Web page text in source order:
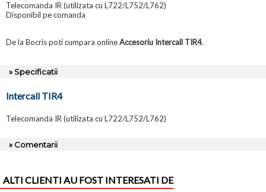
Telecomanda IR (utilizata cu L722/L752/L762)
Disponibil pe comanda
De la Bocris poti cumpara onlineAccesoriu Intercall TIR4.
» Specificatii
Intercall TIR4
Telecomanda IR (utilizata cu L722/L752/L762)
» Comentarii
ALTI CLIENTI AU FOST INTERESATI DE